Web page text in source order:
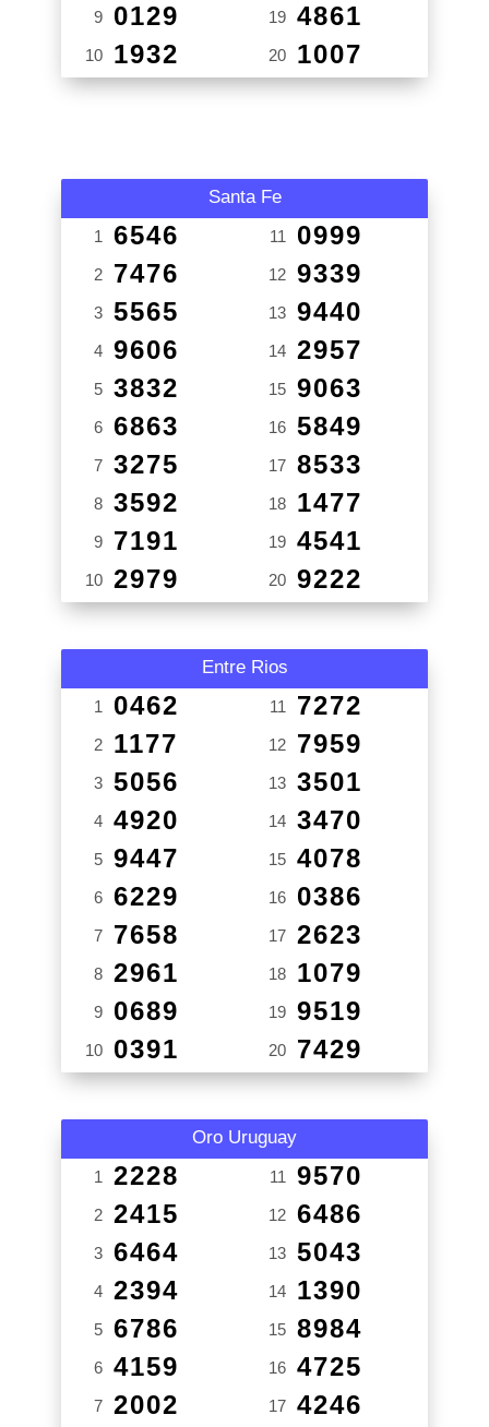
9 0129
10 1932
19 4861
20 1007
Santa Fe
1 6546
2 7476
3 5565
4 9606
5 3832
6 6863
7 3275
8 3592
9 7191
10 2979
11 0999
12 9339
13 9440
14 2957
15 9063
16 5849
17 8533
18 1477
19 4541
20 9222
Entre Rios
1 0462
2 1177
3 5056
4 4920
5 9447
6 6229
7 7658
8 2961
9 0689
10 0391
11 7272
12 7959
13 3501
14 3470
15 4078
16 0386
17 2623
18 1079
19 9519
20 7429
Oro Uruguay
1 2228
2 2415
3 6464
4 2394
5 6786
6 4159
7 2002
11 9570
12 6486
13 5043
14 1390
15 8984
16 4725
17 4246